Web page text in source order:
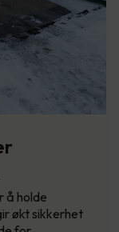
å holde
økt sikkerhet